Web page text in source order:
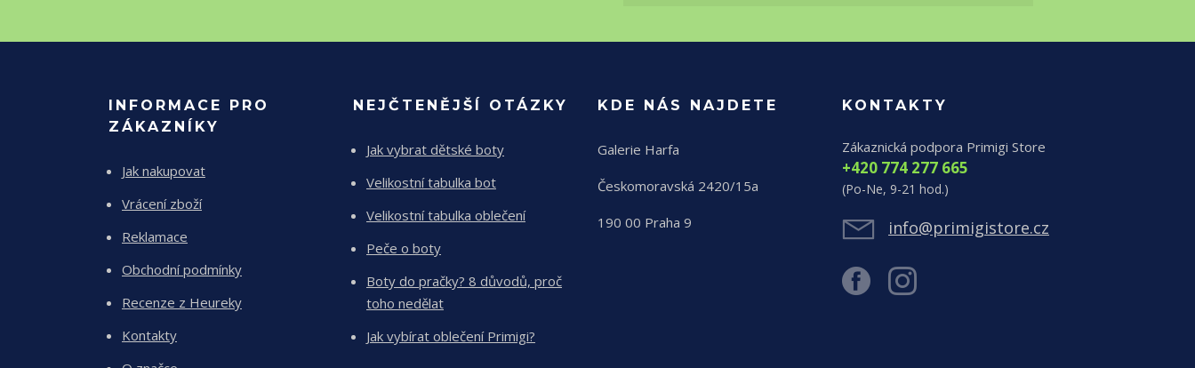
INFORMACE PRO
ZÁKAZNÍKY
Jak nakupovat
Vrácení zboží
Reklamace
Obchodní podmínky
Recenze z Heureky
Kontakty
NEJČTENĚJŠÍ OTÁZKY
Jak vybrat dětské boty
Velikostní tabulka bot
Velikostní tabulka oblečení
Peče o boty
Boty do pračky? 8 důvodů, proč
toho nedělat
Jak vybírat oblečení Primigi?
KDE NÁS NAJDETE
Galerie Harfa
Českomoravská 2420/15a
190 00 Praha 9
KONTAKTY
Zákaznická podpora Primigi Store
+420 774 277 665
(Po-Ne, 9-21 hod.)
info@primigistore.cz